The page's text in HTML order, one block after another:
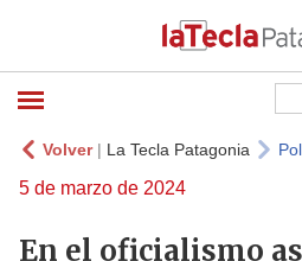
Volver| La Tecla Patagonia
5 de marzo de 2024
En el oficialismo